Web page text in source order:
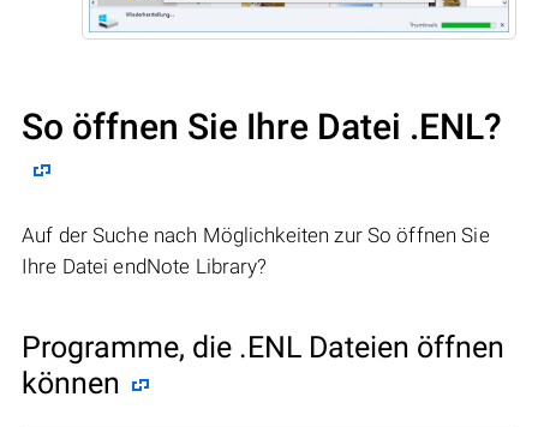
So öffnen Sie Ihre Datei .ENL?
Auf der Suche nach Möglichkeiten zur So öffnen Sie
Ihre Datei endNote Library?
Programme, die .ENL Dateien öffnen
können